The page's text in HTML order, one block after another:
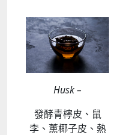
Husk –
發酵青檸皮、鼠
李、薰椰子皮、熱